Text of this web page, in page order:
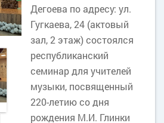
Дегоева по адресу: ул.
Гугкаева, 24 (актовый
зал, 2 этаж) состоялся
республиканский
семинар для учителей
музыки, посвященный
220-летию со дня
рождения М.И. Глинки